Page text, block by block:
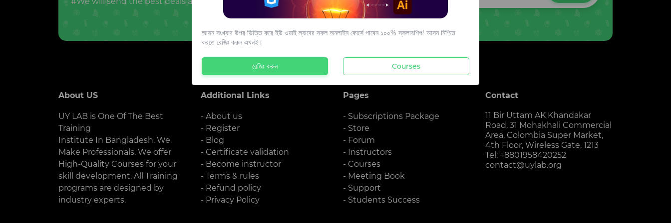
About US
UY LAB is One Of The Best
Training
Institute In Bangladesh. We
Make Professionals. We offer
High-Quality Courses for your
skill development. All Training
programs are designed by
industry experts.
Additional Links
- About us
- Register
- Blog
- Certificate validation
- Become instructor
- Terms & rules
- Refund policy
- Privacy Policy
Pages
- Subscriptions Package
- Store
- Forum
- Instructors
- Courses
- Meeting Book
- Support
- Students Success
Contact
11 Bir Uttam AK Khandakar
Road, 31 Mohakhali Commercial
Area, Colombia Super Market,
4th Floor, Wireless Gate, 1213
Tel: +8801958420252
contact@uylab.org
আসন সংখ্যার উপর ভিত্তি করে ইউ ওয়াই ল্যাবের সকল অনলাইন কোর্সে পাবেন ১০০% স্কলারশিপ! আসন নিশ্চিত
করতে রেজিঃ করুন এখনই।
রেজিঃ করুন Courses